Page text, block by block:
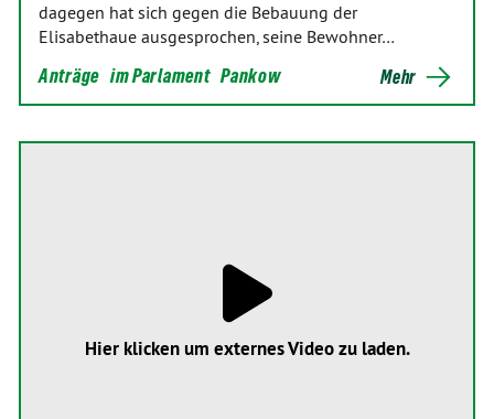
dagegen hat sich gegen die Bebauung der
Elisabethaue ausgesprochen, seine Bewohner…
Anträge im Parlament Pankow Mehr
Hier klicken um externes Video zu laden.